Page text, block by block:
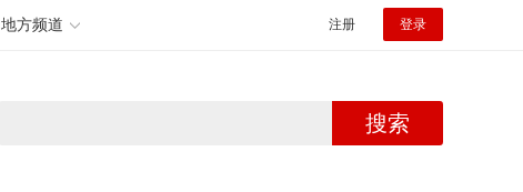
地方频道 注册 登录
搜索